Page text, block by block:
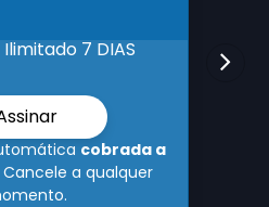
7 DIAS
cobrada a
Cancele a qualquer